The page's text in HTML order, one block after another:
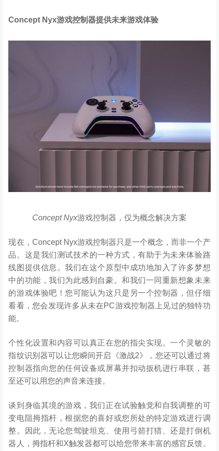
Concept Nyx游戏控制器提供未来游戏体验
Concept Nyx游戏控制器，仅为概念解决方案
现在，Concept Nyx游戏控制器只是一个概念，而非一个产
品。这是我们测试技术的一种方式，有助于为未来体验路
线图提供信息。我们在这个原型中成功地加入了许多梦想
中的功能，我们为此感到自豪。和我们一同重新想象未来
的游戏体验吧！您可能认为这只是另一个控制器，但仔细
看看，您会发现许多从未在PC游戏控制器上见过的独特功
能。
个性化设置和内容可以真正在您的指尖实现。一个灵敏的
指纹识别器可以让您瞬间开启《激战2》，您还可以通过将
控制器指向您的任何设备或屏幕并扣动扳机进行串联，甚
至还可以用您的声音来连接。
谈到身临其境的游戏，我们正在试验触觉和自我调整的可
变电阻拇指杆，根据您的喜好或您所处的特定游戏进行调
整。因此，无论您驾驶坦克、使用弓箭打猎、还是打倒机
器人，拇指杆和X触发器都可以给您带来丰富的感官反馈。